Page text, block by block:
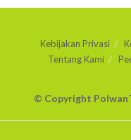
Kebijakan Privasi
Tentang Kami
© Copyright